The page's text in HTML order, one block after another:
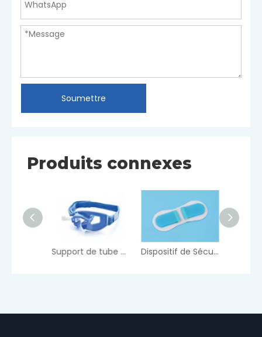
Soumettre
Produits connexes
Support de tube endotrachéal Dispositif de Sécurisation Universel - Standard